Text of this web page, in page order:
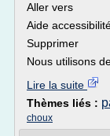
Aller vers
Aide
Supprimer
Nous utilisons
Lire la suite
Thèmes liés :
choux